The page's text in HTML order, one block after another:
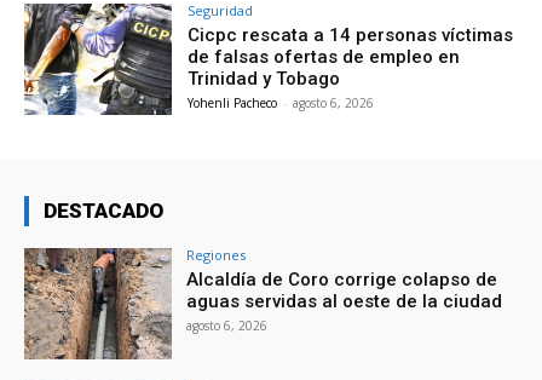
Seguridad
Cicpc rescata a 14 personas víctimas
de falsas ofertas de empleo en
Trinidad y Tobago
Yohenli Pacheco - agosto 6, 2026
DESTACADO
Regiones
Alcaldía de Coro corrige colapso de
aguas servidas al oeste de la ciudad
agosto 6, 2026